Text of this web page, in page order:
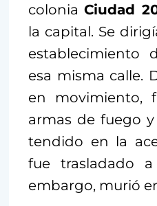
coloniaCiudad
la capital. Se
establecimiento
esa misma calle.
en movimiento,
armas de fuego
tendido en la
fue trasladado
embargo, murió